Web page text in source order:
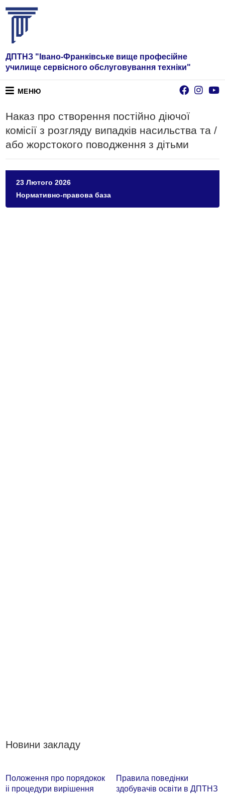
ДПТНЗ "Івано-Франківське вище професійне
училище сервісного обслуговування техніки"
МЕНЮ
Наказ про створення постійно діючої
комісії з розгляду випадків насильства та /
або жорстокого поводження з дітьми
23 Лютого 2026
Нормативно-правова база
Новини закладу
Положення про порядокок
іі процедури вирішення
Правила поведінки
здобувачів освіти в ДПТНЗ